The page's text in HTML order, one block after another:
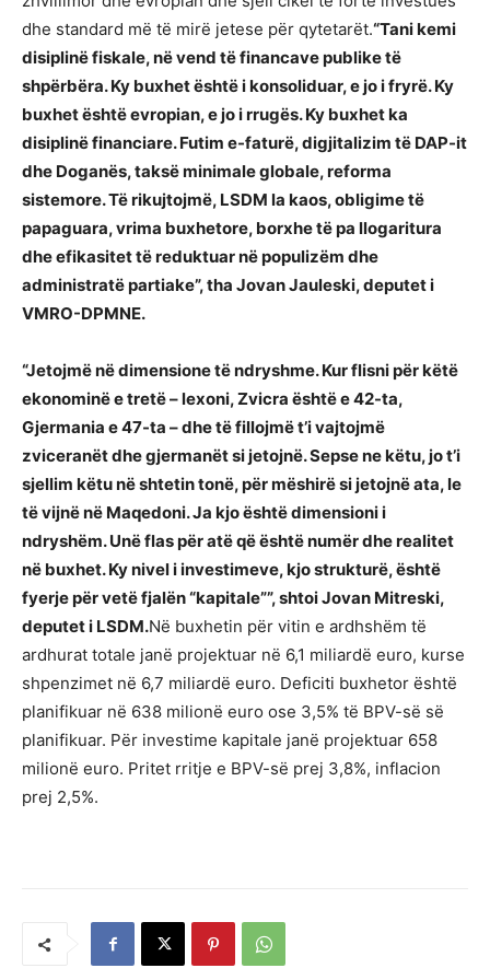
dhe standard më të mirë jetese për qytetarët.“Tani kemi
disiplinë fiskale, në vend të financave publike të
shpërbëra. Ky buxhet është i konsoliduar, e jo i fryrë. Ky
buxhet është evropian, e jo i rrugës. Ky buxhet ka
disiplinë financiare. Futim e-faturë, digjitalizim të DAP-it
dhe Doganës, taksë minimale globale, reforma
sistemore. Të rikujtojmë, LSDM la kaos, obligime të
papaguara, vrima buxhetore, borxhe të pa llogaritura
dhe efikasitet të reduktuar në populizëm dhe
administratë partiake”, tha Jovan Jauleski, deputet i
VMRO-DPMNE.
“Jetojmë në dimensione të ndryshme. Kur flisni për këtë
ekonominë e tretë – lexoni, Zvicra është e 42-ta,
Gjermania e 47-ta – dhe të fillojmë t’i vajtojmë
zviceranët dhe gjermanët si jetojnë. Sepse ne këtu, jo t’i
sjellim këtu në shtetin tonë, për mëshirë si jetojnë ata, le
të vijnë në Maqedoni. Ja kjo është dimensioni i
ndryshëm. Unë flas për atë që është numër dhe realitet
në buxhet. Ky nivel i investimeve, kjo strukturë, është
fyerje për vetë fjalën “kapitale””, shtoi Jovan Mitreski,
deputet i LSDM.Në buxhetin për vitin e ardhshëm të
ardhurat totale janë projektuar në 6,1 miliardë euro, kurse
shpenzimet në 6,7 miliardë euro. Deficiti buxhetor është
planifikuar në 638 milionë euro ose 3,5% të BPV-së së
planifikuar. Për investime kapitale janë projektuar 658
milionë euro. Pritet rritje e BPV-së prej 3,8%, inflacion
prej 2,5%.